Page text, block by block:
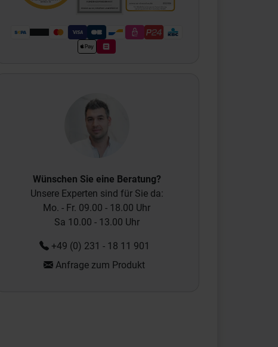
Wünschen Sie eine Beratung?
Unsere Experten sind für Sie da:
Mo. - Fr. 09.00 - 18.00 Uhr
Sa 10.00 - 13.00 Uhr
+49 (0) 231 - 18 11 901
Anfrage zum Produkt